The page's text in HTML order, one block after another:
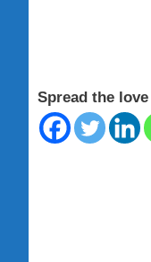
Spread the love